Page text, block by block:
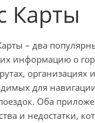
Карты
– два
информацию о
организациях
для
Оба
и недостатки,